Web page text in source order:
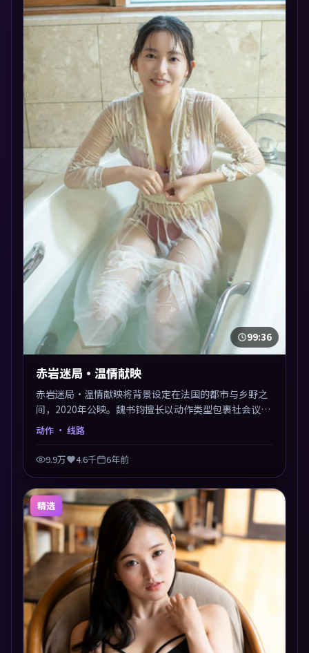
99:36
赤岩迷局·温情献映
赤岩迷局·温情献映将背景设定在法国的都市与乡野之
间，2020年公映。魏书钧擅长以动作类型包裹社会议
题，节奏张弛有度，留白处耐人寻味。剪辑利落，悬念
动作 · 线路
9.9万 4.6千 6年前
精选